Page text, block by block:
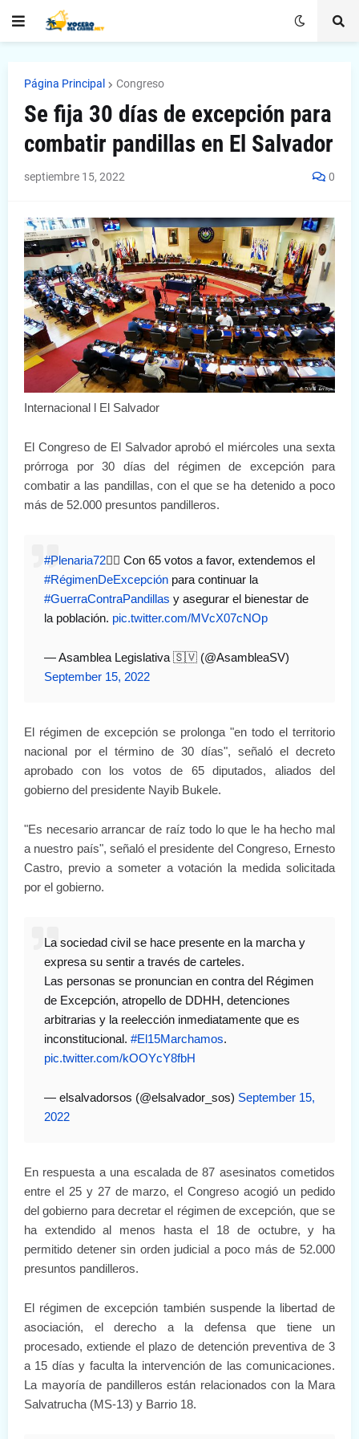
Página Principal Congreso
Se fija 30 días de excepción para
combatir pandillas en El Salvador
septiembre 15, 2022 0
Internacional l El Salvador
El Congreso de El Salvador aprobó el miércoles una sexta
prórroga por 30 días del régimen de excepción para
combatir a las pandillas, con el que se ha detenido a poco
más de 52.000 presuntos pandilleros.
#Plenaria72✍🏻 Con 65 votos a favor, extendemos el
#RégimenDeExcepción para continuar la
#GuerraContraPandillas y asegurar el bienestar de
la población. pic.twitter.com/MVcX07cNOp
— Asamblea Legislativa 🇸🇻 (@AsambleaSV)
September 15, 2022
El régimen de excepción se prolonga "en todo el territorio
nacional por el término de 30 días", señaló el decreto
aprobado con los votos de 65 diputados, aliados del
gobierno del presidente Nayib Bukele.
"Es necesario arrancar de raíz todo lo que le ha hecho mal
a nuestro país", señaló el presidente del Congreso, Ernesto
Castro, previo a someter a votación la medida solicitada
por el gobierno.
La sociedad civil se hace presente en la marcha y
expresa su sentir a través de carteles.
Las personas se pronuncian en contra del Régimen
de Excepción, atropello de DDHH, detenciones
arbitrarias y la reelección inmediatamente que es
inconstitucional. #El15Marchamos.
pic.twitter.com/kOOYcY8fbH
— elsalvadorsos (@elsalvador_sos) September 15,
2022
En respuesta a una escalada de 87 asesinatos cometidos
entre el 25 y 27 de marzo, el Congreso acogió un pedido
del gobierno para decretar el régimen de excepción, que se
ha extendido al menos hasta el 18 de octubre, y ha
permitido detener sin orden judicial a poco más de 52.000
presuntos pandilleros.
El régimen de excepción también suspende la libertad de
asociación, el derecho a la defensa que tiene un
procesado, extiende el plazo de detención preventiva de 3
a 15 días y faculta la intervención de las comunicaciones.
La mayoría de pandilleros están relacionados con la Mara
Salvatrucha (MS-13) y Barrio 18.